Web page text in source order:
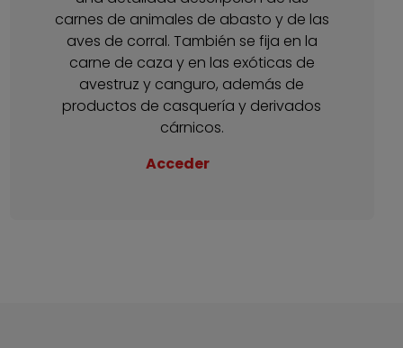
carnes de animales de abasto y de las
aves de corral. También se fija en la
carne de caza y en las exóticas de
avestruz y canguro, además de
productos de casquería y derivados
cárnicos.
Acceder